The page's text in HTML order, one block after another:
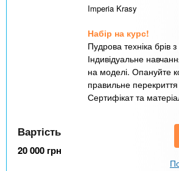
Imperia Krasy
Набір на курс!
Пудрова техніка брів
Індивідуальне
на моделі. Опануйте
правильне
Сертифікат та
Вартість
20 000 грн